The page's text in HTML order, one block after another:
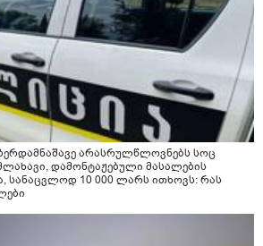
არასრულწლოვნებს სოც
დამონტაჟებული მასალების
სანაცვლოდ 10 000 ლარს ითხოვს: რას